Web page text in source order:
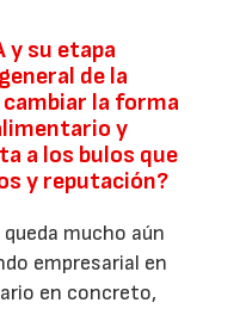
y su etapa
de la
la forma
y
a los bulos que
y reputación?
mucho aún
empresarial en
en concreto,